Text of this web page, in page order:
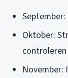
Oktober:
controleren